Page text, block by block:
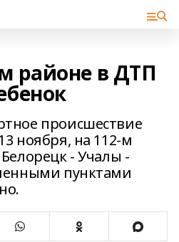
районе в ДТП
происшествие
ноября, на 112-м
- Учалы -
пунктами